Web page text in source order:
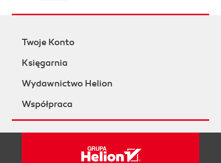
Twoje Konto
Księgarnia
Wydawnictwo Helion
Współpraca